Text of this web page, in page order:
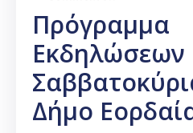
Πρόγραμμα
Εκδηλώσεων
Δήμο